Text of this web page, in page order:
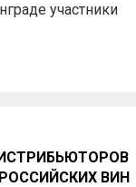
участники
ВИН